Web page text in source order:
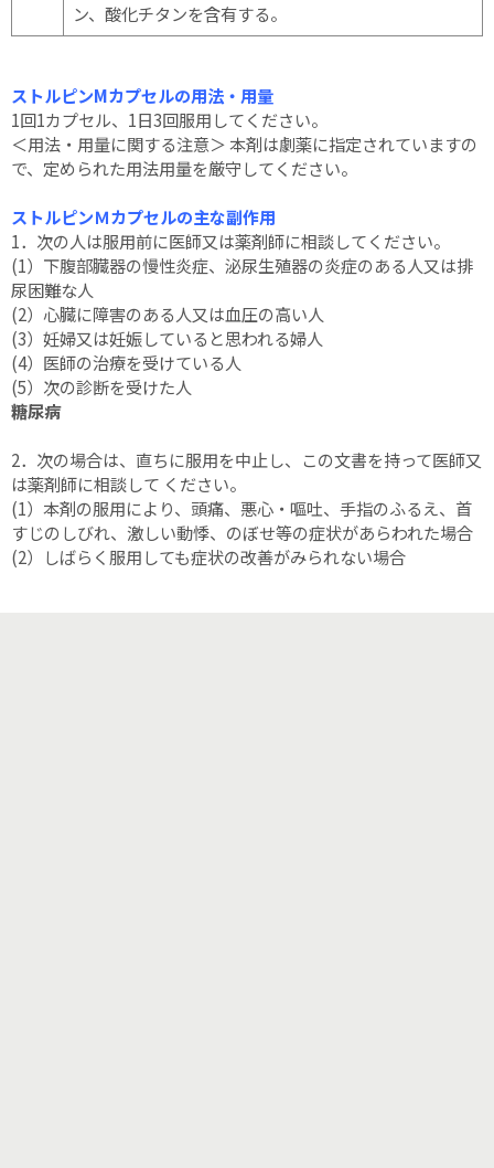
ン、酸化チタンを含有する。
ストルピンMカプセルの用法・用量
1回1カプセル、1日3回服用してください。
＜用法・用量に関する注意＞ 本剤は劇薬に指定されていますの
で、定められた用法用量を厳守してください。
ストルピンＭカプセルの主な副作用
1．次の人は服用前に医師又は薬剤師に相談してください。
(1）下腹部臓器の慢性炎症、泌尿生殖器の炎症のある人又は排
尿困難な人
(2）心臓に障害のある人又は血圧の高い人
(3）妊婦又は妊娠していると思われる婦人
(4）医師の治療を受けている人
(5）次の診断を受けた人
糖尿病
2．次の場合は、直ちに服用を中止し、この文書を持って医師又
は薬剤師に相談して ください。
(1）本剤の服用により、頭痛、悪心・嘔吐、手指のふるえ、首
すじのしびれ、激しい動悸、のぼせ等の症状があらわれた場合
(2）しばらく服用しても症状の改善がみられない場合